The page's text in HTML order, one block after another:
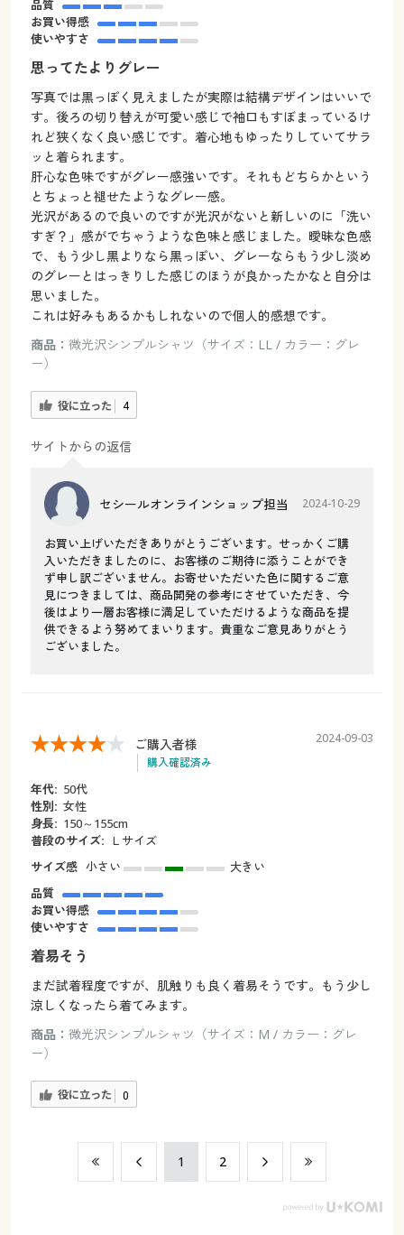
品質
お買い得感
使いやすさ
思ってたよりグレー
写真では黒っぽく見えましたが実際は結構デザインはいいで
す。後ろの切り替えが可愛い感じで袖口もすぼまっているけ
れど狭くなく良い感じです。着心地もゆったりしていてサラ
ッと着られます。
肝心な色味ですがグレー感強いです。それもどちらかという
とちょっと褪せたようなグレー感。
光沢があるので良いのですが光沢がないと新しいのに「洗い
すぎ？」感がでちゃうような色味と感じました。曖昧な色感
で、もう少し黒よりなら黒っぽい、グレーならもう少し淡め
のグレーとはっきりした感じのほうが良かったかなと自分は
思いました。
これは好みもあるかもしれないので個人的感想です。
商品： 微光沢シンプルシャツ（サイズ：LL / カラー：グレ
ー）
役に立った 4
サイトからの返信
セシールオンラインショップ担当 2024-10-29
お買い上げいただきありがとうございます。せっかくご購
入いただきましたのに、お客様のご期待に添うことができ
ず申し訳ございません。お寄せいただいた色に関するご意
見につきましては、商品開発の参考にさせていただき、今
後はより一層お客様に満足していただけるような商品を提
供できるよう努めてまいります。貴重なご意見ありがとう
ございました。
ご購入者様
購入確認済み
2024-09-03
年代: 50代
性別: 女性
身長: 150～155cm
普段のサイズ: Ｌサイズ
サイズ感 小さい
大きい
品質
お買い得感
使いやすさ
着易そう
まだ試着程度ですが、肌触りも良く着易そうです。もう少し
涼しくなったら着てみます。
商品： 微光沢シンプルシャツ（サイズ：M / カラー：グレ
ー）
役に立った 0
​1 ​2